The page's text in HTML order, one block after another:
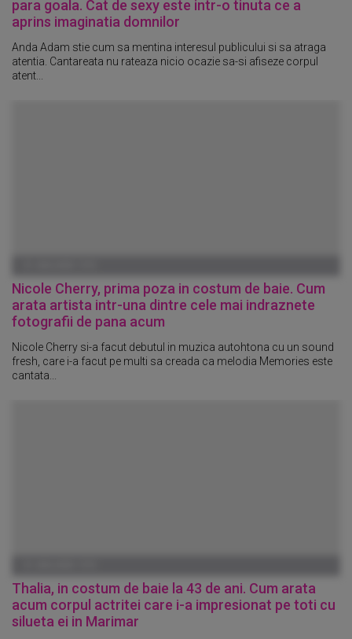
para goala. Cat de sexy este intr-o tinuta ce a
aprins imaginatia domnilor
Anda Adam stie cum sa mentina interesul publicului si sa atraga
atentia. Cantareata nu rateaza nicio ocazie sa-si afiseze corpul
atent...
Nicole Cherry, prima poza in costum de baie. Cum
arata artista intr-una dintre cele mai indraznete
fotografii de pana acum
Nicole Cherry si-a facut debutul in muzica autohtona cu un sound
fresh, care i-a facut pe multi sa creada ca melodia Memories este
cantata...
Thalia, in costum de baie la 43 de ani. Cum arata
acum corpul actritei care i-a impresionat pe toti cu
silueta ei in Marimar